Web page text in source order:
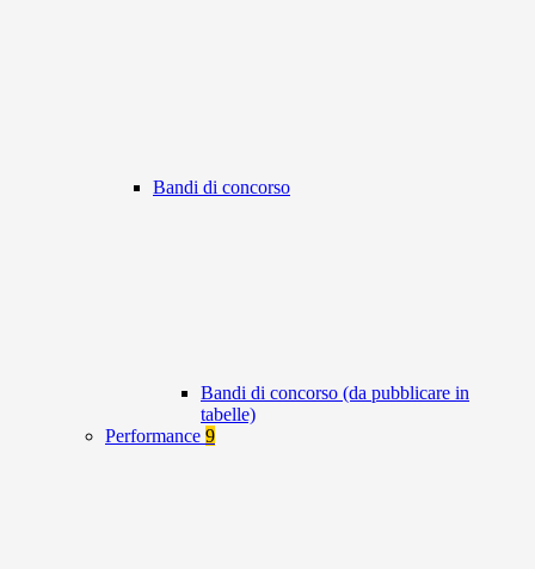
Bandi di concorso
Bandi di concorso (da pubblicare in
tabelle)
Performance 9